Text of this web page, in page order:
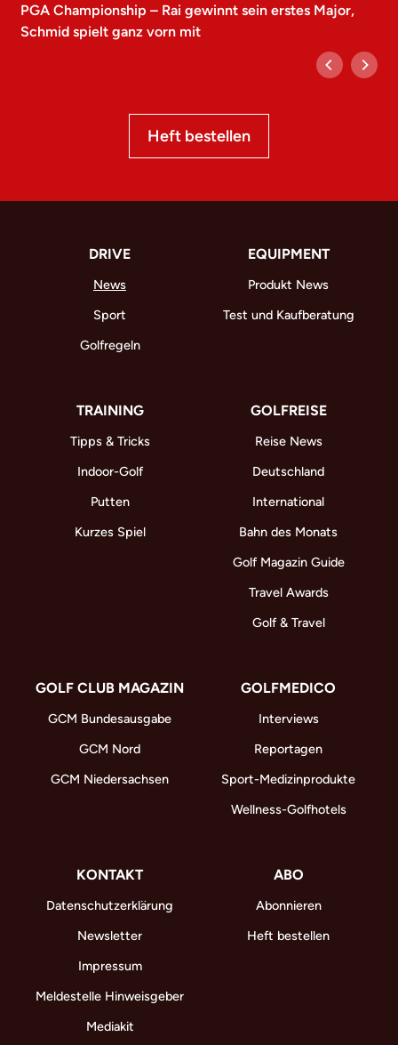
PGA Championship – Rai gewinnt sein erstes Major,
Schmid spielt ganz vorn mit
Heft bestellen
DRIVE
News
Sport
Golfregeln
EQUIPMENT
Produkt News
Test und Kaufberatung
TRAINING
Tipps & Tricks
Indoor-Golf
Putten
Kurzes Spiel
GOLFREISE
Reise News
Deutschland
International
Bahn des Monats
Golf Magazin Guide
Travel Awards
Golf & Travel
GOLF CLUB MAGAZIN
GCM Bundesausgabe
GCM Nord
GCM Niedersachsen
GOLFMEDICO
Interviews
Reportagen
Sport-Medizinprodukte
Wellness-Golfhotels
KONTAKT
Datenschutzerklärung
Newsletter
Impressum
Meldestelle Hinweisgeber
Mediakit
ABO
Abonnieren
Heft bestellen